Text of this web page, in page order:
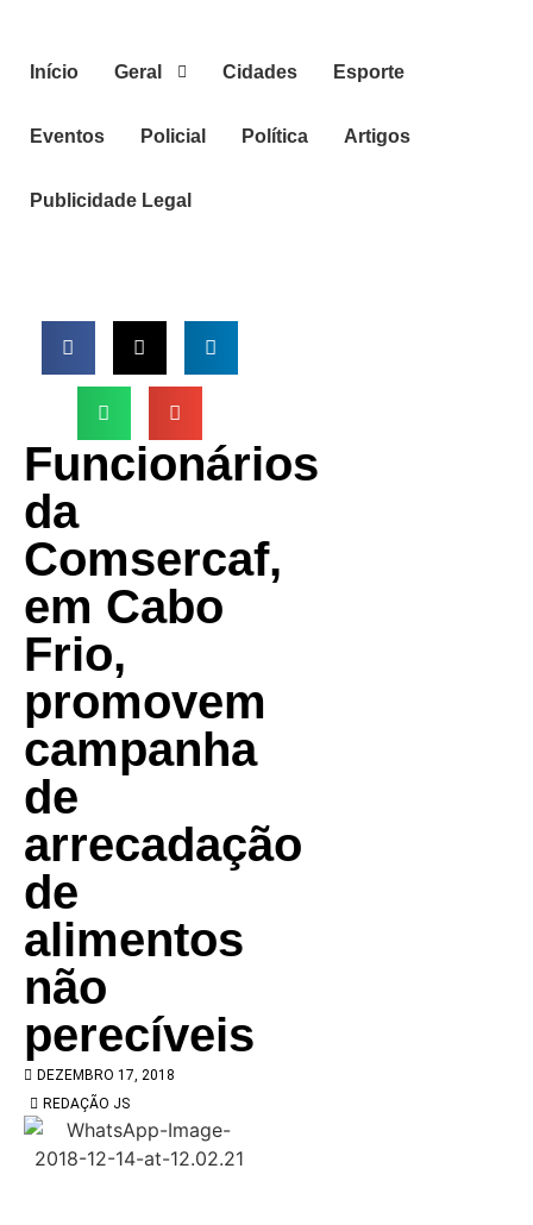
Início Geral Cidades Esporte
Eventos Policial Política Artigos
Publicidade Legal
Funcionários
da
Comsercaf,
em Cabo
Frio,
promovem
campanha
de
arrecadação
de
alimentos
não
perecíveis
DEZEMBRO 17, 2018
REDAÇÃO JS